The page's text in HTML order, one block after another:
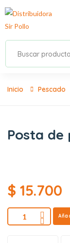
Inicio Pescado
Posta de
$ 15.700